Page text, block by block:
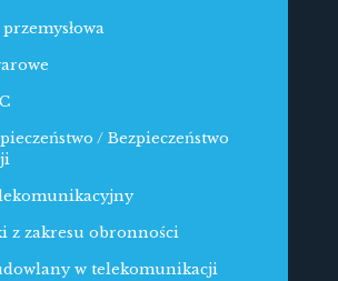
przemysłowa
/ Bezpieczeństwo
z zakresu obronności
w telekomunikacji